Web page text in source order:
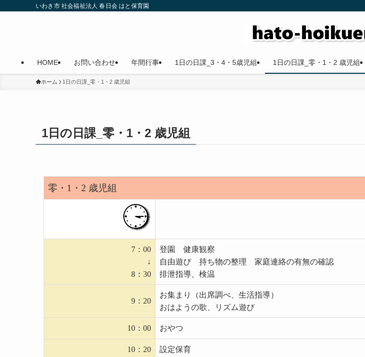
いわき市 社会福祉法人 春日会 はと保育園
HOME お問い合わせ 年間行事 1日の日課_3・4・5歳児組 1日の日課_零・1・2 歳児組
ホーム 1日の日課_零・1・2 歳児組
1日の日課_零・1・2 歳児組
零・1・2 歳児組
7：00
↓
8：30
登園 健康観察
自由遊び 持ち物の整理 家庭連絡の有無の確認
排泄指導、検温
9：20
お集まり（出席調べ、生活指導）
おはようの歌、リズム遊び
10：00 おやつ
10：20 設定保育